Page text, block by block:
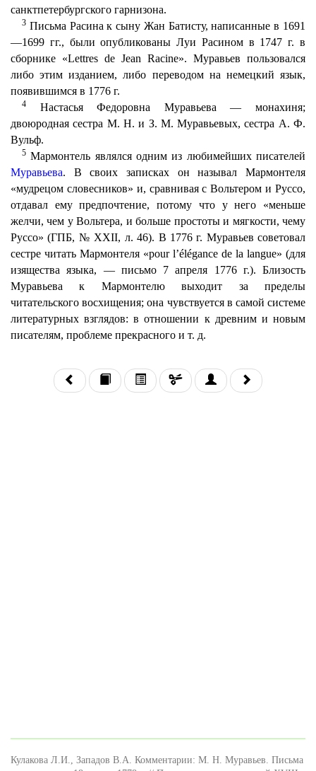
санктпетербургского гарнизона.
3 Письма Расина к сыну Жан Батисту, написанные в 1691
—1699 гг., были опубликованы Луи Расином в 1747 г. в
сборнике «Lettres de Jean Racine». Муравьев пользовался
либо этим изданием, либо переводом на немецкий язык,
появившимся в 1776 г.
4
Настасья Федоровна Муравьева — монахиня;
двоюродная сестра M. H. и З. М. Муравьевых, сестра А. Ф.
Вульф.
5 Мармонтель являлся одним из любимейших писателей
Муравьева. В своих записках он называл Мармонтеля
«мудрецом словесников» и, сравнивая с Вольтером и Руссо,
отдавал ему предпочтение, потому что у него «меньше
желчи, чем у Вольтера, и больше простоты и мягкости, чему
Руссо» (ГПБ, № XXII, л. 46). В 1776 г. Муравьев советовал
сестре читать Мармонтеля «pour l’élégance de la langue» (для
изящества языка, — письмо 7 апреля 1776 г.). Близость
Муравьева к Мармонтелю выходит за пределы
читательского восхищения; она чувствуется в самой системе
литературных взглядов: в отношении к древним и новым
писателям, проблеме прекрасного и т. д.
Кулакова Л.И., Западов В.А. Комментарии: М. Н. Муравьев. Письма